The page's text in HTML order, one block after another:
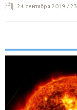
24 сентября 2019 /